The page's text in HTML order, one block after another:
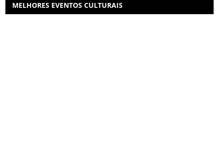
MELHORES EVENTOS CULTURAIS